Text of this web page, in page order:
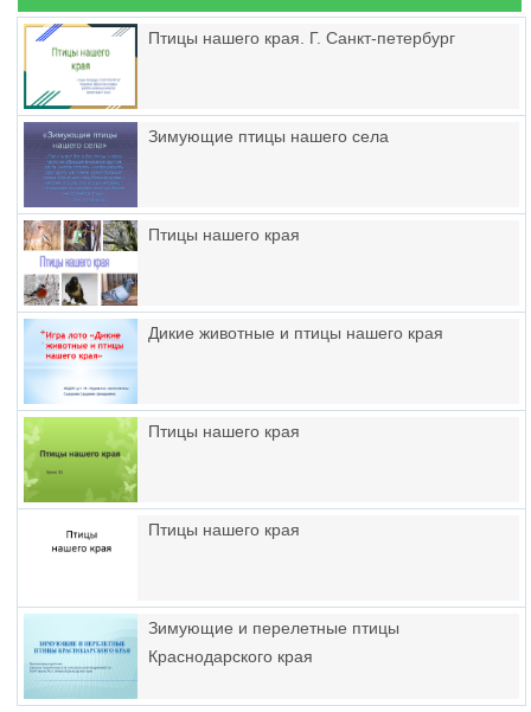
Птицы нашего края. Г. Санкт-петербург
Зимующие птицы нашего села
Птицы нашего края
Дикие животные и птицы нашего края
Птицы нашего края
Птицы нашего края
Зимующие и перелетные птицы
Краснодарского края